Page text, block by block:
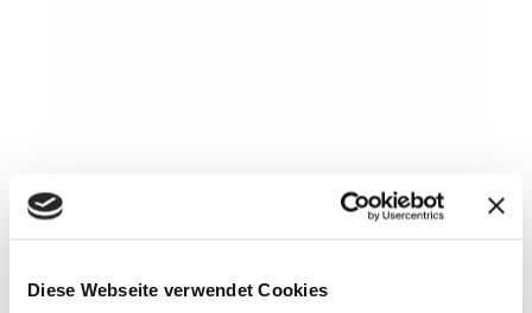
Diese Webseite verwendet Cookies